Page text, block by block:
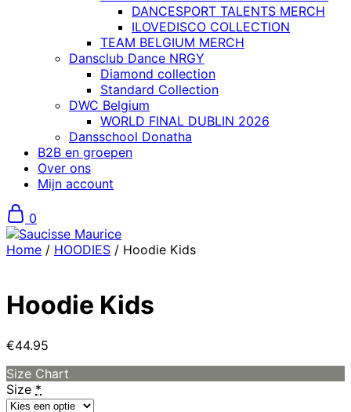
DANCESPORT TALENTS MERCH
ILOVEDISCO COLLECTION
TEAM BELGIUM MERCH
Dansclub Dance NRGY
Diamond collection
Standard Collection
DWC Belgium
WORLD FINAL DUBLIN 2026
Dansschool Donatha
B2B en groepen
Over ons
Mijn account
0
Home / HOODIES / Hoodie Kids
Hoodie Kids
€44.95
Size Chart
Size *